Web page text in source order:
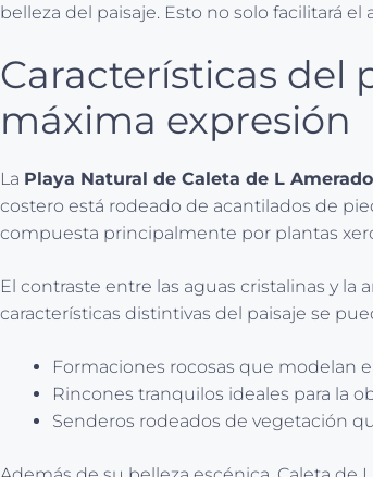
belleza del paisaje. Esto no solo facilitará
Características del
máxima expresión
La Playa Natural de Caleta de L
costero está rodeado de acantilados de
compuesta principalmente por plantas
El contraste entre las aguas cristalinas y la
características distintivas del paisaje se
Formaciones rocosas que modelan
Rincones tranquilos ideales para la
Senderos rodeados de vegetación